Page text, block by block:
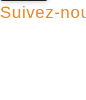
Suivez-